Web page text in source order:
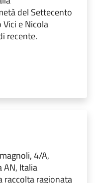
del Settecento
e Nicola
recente.
4/A,
AN, Italia
raccolta ragionata